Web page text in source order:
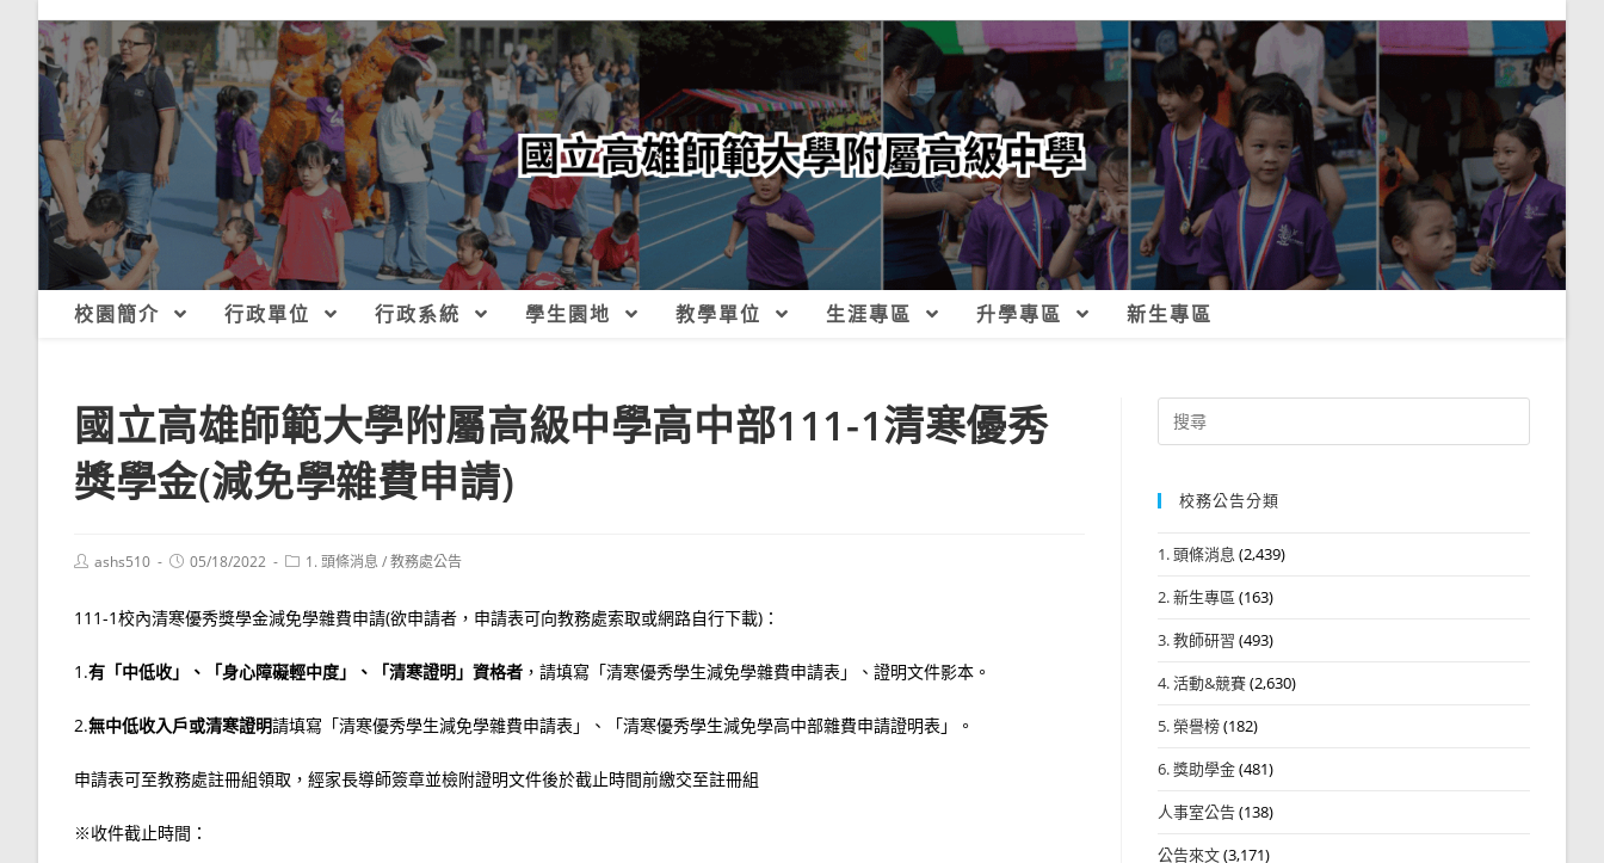
校園簡介 行政單位 行政系統 學生園地 教學單位 生涯專區 升學專區 新生專區
國立高雄師範大學附屬高級中學高中部111-1清寒優秀
獎學金(減免學雜費申請)
Postashs510
Post05/18/2022
Post1. 頭條消息 /教務處公告
111-1校內清寒優秀獎學金減免學雜費申請(欲申請者，申請表可向教務處索取或網路自行下載)：
1.有「中低收」、「身心障礙輕中度」、「清寒證明」資格者 ，請填寫「清寒優秀學生減免學雜費申請表」、證明文件影本。
2.無中低收入戶或清寒證明請填寫「清寒優秀學生減免學雜費申請表」、「清寒優秀學生減免學高中部雜費申請證明表」。
申請表可至教務處註冊組領取，經家長導師簽章並檢附證明文件後於截止時間前繳交至註冊組
※收件截止時間：
Search
for:
校務公告分類
1. 頭條消息 (2,439)
2. 新生專區 (163)
3. 教師研習 (493)
4. 活動&競賽(2,630)
5. 榮譽榜(182)
6. 獎助學金(481)
人事室公告(138)
公告來文(3,171)